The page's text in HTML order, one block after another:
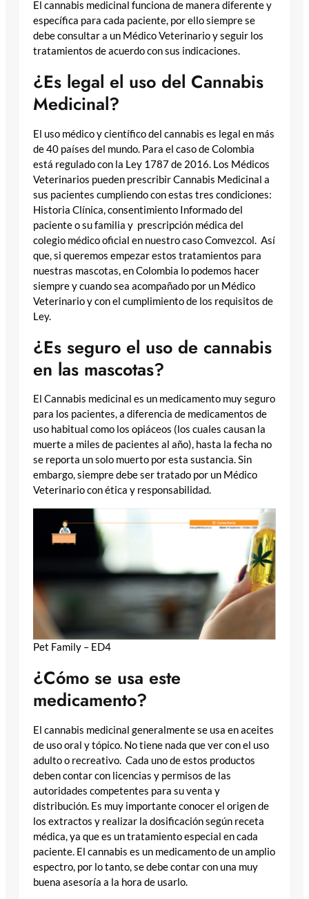
El cannabis medicinal funciona de manera diferente y
específica para cada paciente, por ello siempre se
debe consultar a un Médico Veterinario y seguir los
tratamientos de acuerdo con sus indicaciones.
¿Es legal el uso del Cannabis
Medicinal?
El uso médico y científico del cannabis es legal en más
de 40 países del mundo. Para el caso de Colombia
está regulado con la Ley 1787 de 2016. Los Médicos
Veterinarios pueden prescribir Cannabis Medicinal a
sus pacientes cumpliendo con estas tres condiciones:
Historia Clínica, consentimiento Informado del
paciente o su familia y prescripción médica del
colegio médico oficial en nuestro caso Comvezcol. Así
que, si queremos empezar estos tratamientos para
nuestras mascotas, en Colombia lo podemos hacer
siempre y cuando sea acompañado por un Médico
Veterinario y con el cumplimiento de los requisitos de
Ley.
¿Es seguro el uso de cannabis
en las mascotas?
El Cannabis medicinal es un medicamento muy seguro
para los pacientes, a diferencia de medicamentos de
uso habitual como los opiáceos (los cuales causan la
muerte a miles de pacientes al año), hasta la fecha no
se reporta un solo muerto por esta sustancia. Sin
embargo, siempre debe ser tratado por un Médico
Veterinario con ética y responsabilidad.
Pet Family – ED4
¿Cómo se usa este
medicamento?
El cannabis medicinal generalmente se usa en aceites
de uso oral y tópico. No tiene nada que ver con el uso
adulto o recreativo. Cada uno de estos productos
deben contar con licencias y permisos de las
autoridades competentes para su venta y
distribución. Es muy importante conocer el origen de
los extractos y realizar la dosificación según receta
médica, ya que es un tratamiento especial en cada
paciente. El cannabis es un medicamento de un amplio
espectro, por lo tanto, se debe contar con una muy
buena asesoría a la hora de usarlo.